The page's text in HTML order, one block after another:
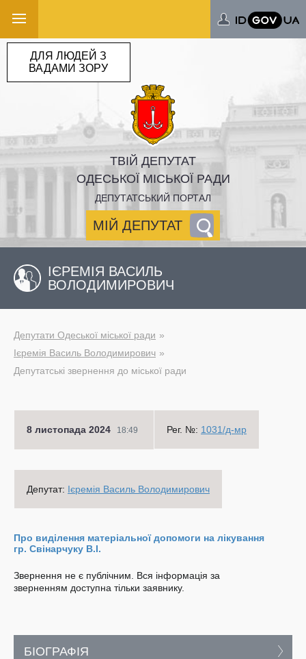
ТВІЙ ДЕПУТАТ
ОДЕСЬКОЇ МІСЬКОЇ РАДИ
ДЕПУТАТСЬКИЙ ПОРТАЛ
МІЙ ДЕПУТАТ
ДЛЯ ЛЮДЕЙ З
ВАДАМИ ЗОРУ
ІЄРЕМІЯ ВАСИЛЬ
ВОЛОДИМИРОВИЧ
Депутати Одеської міської ради
Ієремія Василь Володимирович
Депутатські звернення до міської ради
8 листопада 2024 18:49 Рег. №: 1031/д-мр
Депутат: Ієремія Василь Володимирович
Про виділення матеріальної допомоги на лікування
гр. Свінарчуку В.І.
Звернення не є публічним. Вся інформація за
зверненням доступна тільки заявнику.
БІОГРАФІЯ